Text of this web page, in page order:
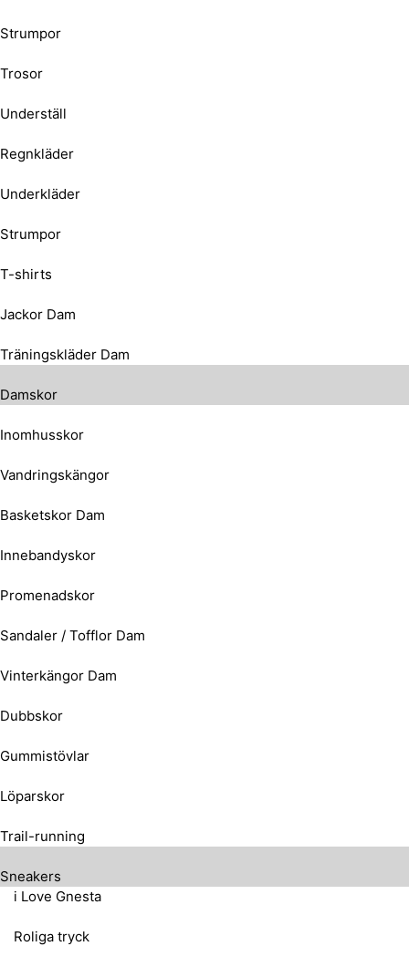
Strumpor
Trosor
Underställ
Regnkläder
Underkläder
Strumpor
T-shirts
Jackor Dam
Träningskläder Dam
Damskor
Inomhusskor
Vandringskängor
Basketskor Dam
Innebandyskor
Promenadskor
Sandaler / Tofflor Dam
Vinterkängor Dam
Dubbskor
Gummistövlar
Löparskor
Trail-running
Sneakers
i Love Gnesta
Roliga tryck